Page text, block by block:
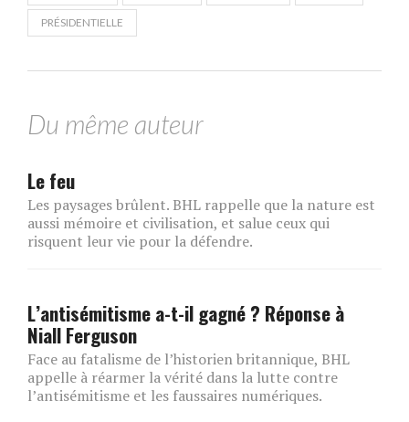
PRÉSIDENTIELLE
Du même auteur
Le feu
Les paysages brûlent. BHL rappelle que la nature est
aussi mémoire et civilisation, et salue ceux qui
risquent leur vie pour la défendre.
L’antisémitisme a-t-il gagné ? Réponse à
Niall Ferguson
Face au fatalisme de l’historien britannique, BHL
appelle à réarmer la vérité dans la lutte contre
l’antisémitisme et les faussaires numériques.